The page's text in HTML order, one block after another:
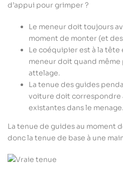
d’appui pour grimper ?
Le meneur doit toujours
moment de monter (et
Le coéquipier est à la tête
meneur doit quand
attelage.
La tenue des guides
voiture doit correspondre
existantes dans le menage.
La tenue de guides au moment
donc la tenue de base à une